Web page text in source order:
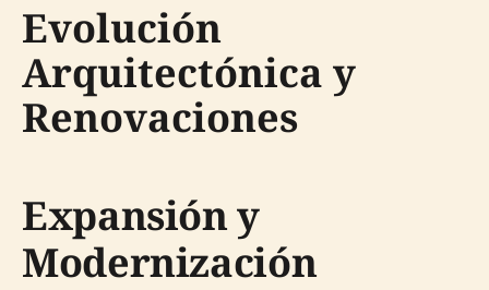
Evolución
Arquitectónica y
Renovaciones
Expansión y
Modernización